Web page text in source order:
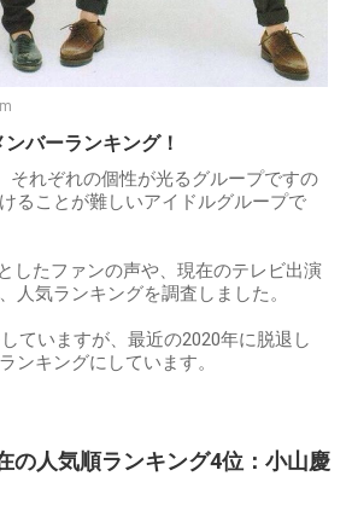
バーランキング！
それぞれの個性が光るグループですの
ることが難しいアイドルグループで
したファンの声や、現在のテレビ出演
人気ランキングを調査しました。
ていますが、最近の2020年に脱退し
ンキングにしています。
の人気順ランキング4位：小山慶